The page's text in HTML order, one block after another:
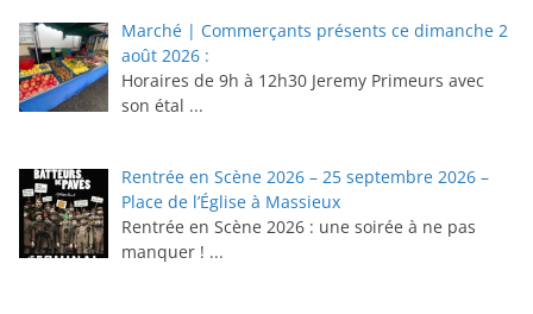
Marché | Commerçants présents ce dimanche 2
août 2026 :
Horaires de 9h à 12h30 ⁠Jeremy Primeurs avec
son étal ...
Rentrée en Scène 2026 – 25 septembre 2026 –
Place de l’Église à Massieux
Rentrée en Scène 2026 : une soirée à ne pas
manquer ! ...